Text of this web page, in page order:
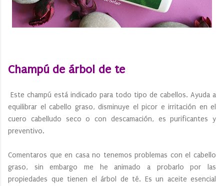
Champú de árbol de te
Este champú está indicado para todo tipo de cabellos. Ayuda a
equilibrar el cabello graso, disminuye el picor e irritación en el
cuero cabelludo seco o con descamación, es purificantes y
preventivo.
Comentaros que en casa no tenemos problemas con el cabello
graso, sin embargo me he animado a probarlo por las
propiedades que tienen el árbol de té. Es un aceite esencial